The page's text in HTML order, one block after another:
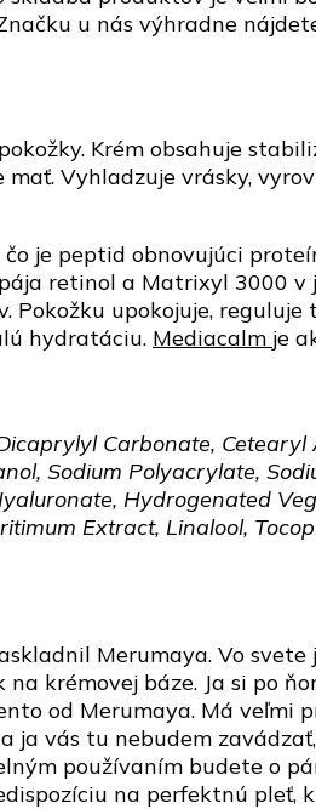
u nás výhradne
Krém obsahuje
Vyhladzuje vrásky,
čo je peptid obnovujúci
retinol a Matrixyl 3000 v
upokojuje,
hydratáciu. Mediacalm je
Carbonate,
Sodium Polyacrylate,
Hydrogenated
Extract, Linalool,
Merumaya. Vo
krémovej báze. Ja si po
od Merumaya. Má veľmi
ja vás tu nebudem
používaním budete o
na perfektnú pleť,